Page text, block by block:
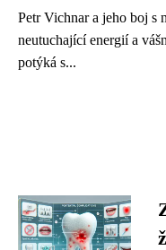
Petr Vichnar a jeho boj s
neutuchající energií a
potýká s...